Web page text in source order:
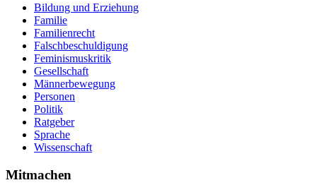
Bildung und Erziehung
Familie
Familienrecht
Falschbeschuldigung
Feminismuskritik
Gesellschaft
Männerbewegung
Personen
Politik
Ratgeber
Sprache
Wissenschaft
Mitmachen